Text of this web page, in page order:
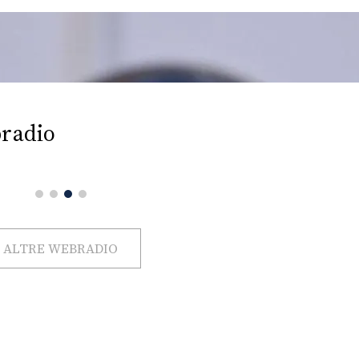
ALTRE WEBRADIO